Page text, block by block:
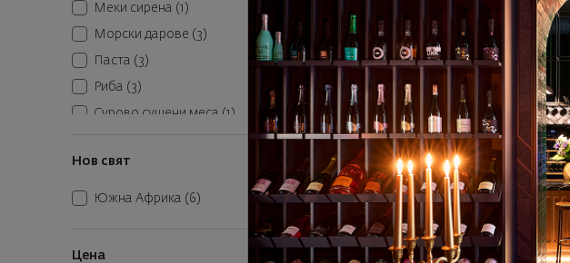
Меки сирена (1)
Морски дарове (3)
Паста (3)
Риба (3)
Сурово сушени меса (1)
Червени меса
Нов свят
Южна Африка (6)
Цена
Тинтийа Балбаина Луис
Перес 2023
Испания | Тинтийа